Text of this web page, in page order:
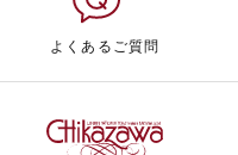
よくあるご質問